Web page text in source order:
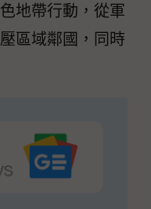
地帶行動，從軍
區域鄰國，同時